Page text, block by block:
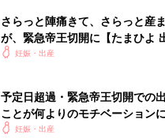
さらっと陣痛きて、さらっと産
が、緊急帝王切開に【たまひよ
妊娠・出産
予定日超過・緊急帝王切開での
ことが何よりのモチベーション
験談】妊娠・出産